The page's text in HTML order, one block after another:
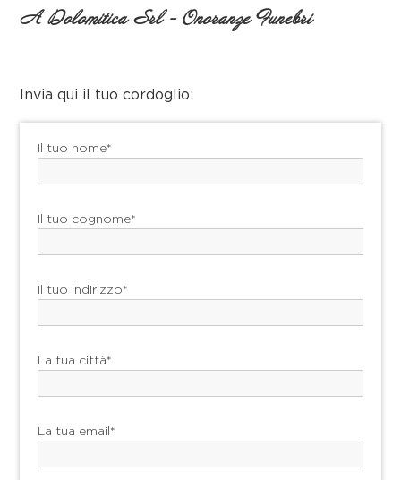
A Dolomitica Srl - Onoranze Funebri
Invia qui il tuo cordoglio:
Il tuo nome*
Il tuo cognome*
Il tuo indirizzo*
La tua città*
La tua email*